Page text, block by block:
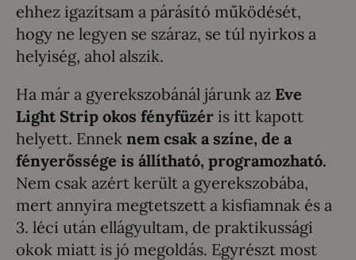
ehhez igazítsam a párásító működését,
hogy ne legyen se száraz, se túl nyirkos a
helyiség, ahol alszik.
Ha már a gyerekszobánál járunk az Eve
Light Strip okos fényfüzér is itt kapott
helyett. Ennek nem csak a színe, de a
fényerőssége is állítható, programozható.
Nem csak azért került a gyerekszobába,
mert annyira megtetszett a kisfiamnak és a
3. léci után ellágyultam, de praktikussági
okok miatt is jó megoldás. Egyrészt most